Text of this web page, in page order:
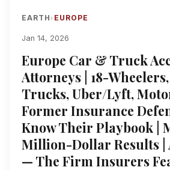
EARTH› EUROPE
Jan 14, 2026
Europe Car & Truck
Attorneys | 18-
Trucks, Uber/Lyft,
Former Insurance
Know Their Playbook |
Million-Dollar Results |
— The Firm Insurers